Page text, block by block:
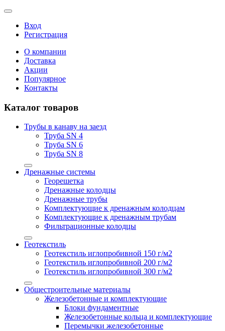
Вход
Регистрация
О компании
Доставка
Акции
Популярное
Контакты
Каталог товаров
Трубы в канаву на заезд
Труба SN 4
Труба SN 6
Труба SN 8
Дренажные системы
Георешетка
Дренажные колодцы
Дренажные трубы
Комплектующие к дренажным колодцам
Комплектующие к дренажным трубам
Фильтрационные колодцы
Геотекстиль
Геотекстиль иглопробивной 150 г/м2
Геотекстиль иглопробивной 200 г/м2
Геотекстиль иглопробивной 300 г/м2
Общестроительные материалы
Железобетонные и комплектующие
Блоки фундаментные
Железобетонные кольца и комплектующие
Перемычки железобетонные